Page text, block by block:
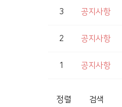
3 공지사항
2 공지사항
1 공지사항
정렬 검색